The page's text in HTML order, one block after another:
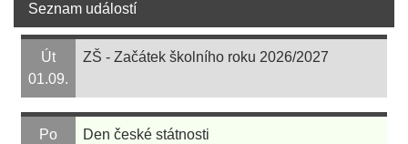
Seznam událostí
Út
01.09.
ZŠ - Začátek školního roku 2026/2027
Po
Den české státnosti